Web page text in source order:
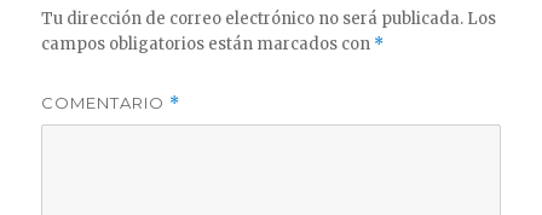
Tu dirección de correo electrónico no será publicada. Los
campos obligatorios están marcados con *
COMENTARIO *